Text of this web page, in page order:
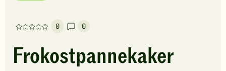
0
Denne
har
foreløpig
0
Frokostpannekaker